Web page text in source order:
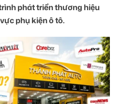
phát triển thương hiệu
phụ kiện ô tô.